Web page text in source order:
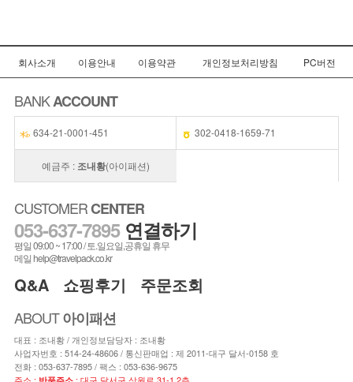
회사소개 이용안내 이용약관 개인정보처리방침 PC버전
BANKACCOUNT
634-21-0001-451 302-0418-1659-71
예금주 : 조내황(아이패션)
CUSTOMERCENTER
053-637-7895 연결하기
평일 09:00 ~ 17:00 / 토.일요일,공휴일 휴무
메일 help@travelpack.co.kr
Q&A 쇼핑후기 주문조회
ABOUT아이패션
대표 : 조내황 / 개인정보담당자 : 조내황
사업자번호 : 514-24-48606 / 통신판매업 : 제 2011-대구 달서-0158 호
전화 : 053-637-7895/ 팩스 : 053-636-9675